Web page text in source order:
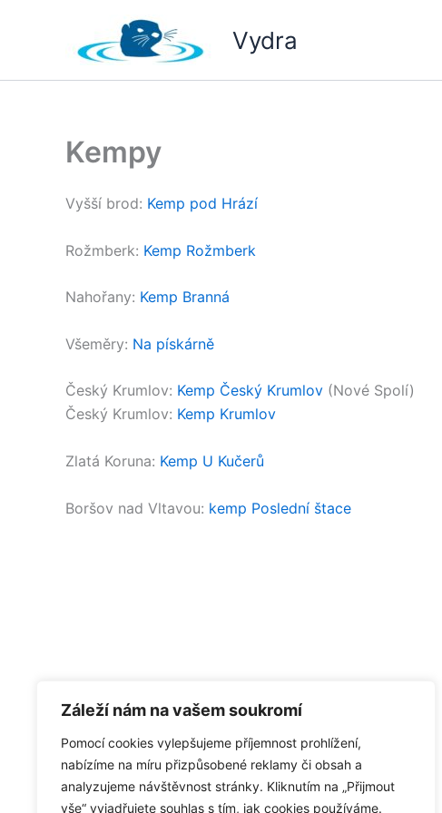
Záleží nám na vašem soukromí
Pomocí cookies vylepšujeme příjemnost prohlížení,
nabízíme na míru přizpůsobené reklamy či obsah a
analyzujeme návštěvnost stránky. Kliknutím na „Přijmout
vše“ vyjadřujete souhlas s tím, jak cookies používáme.
Vydra
Kempy
Vyšší brod: Kemp pod Hrází
Rožmberk: Kemp Rožmberk
Nahořany: Kemp Branná
Všeměry: Na pískárně
Český Krumlov: Kemp Český Krumlov (Nové Spolí)
Český Krumlov: Kemp Krumlov
Zlatá Koruna: Kemp U Kučerů
Boršov nad Vltavou: kemp Poslední štace